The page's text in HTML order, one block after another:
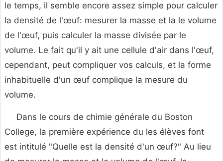
le temps, il semble encore assez simple pour calculer
la densité de l'œuf: mesurer la masse et la le volume
de l'œuf, puis calculer la masse divisée par le
volume. Le fait qu'il y ait une cellule d'air dans l'œuf,
cependant, peut compliquer vos calculs, et la forme
inhabituelle d'un œuf complique la mesure du
volume.
Dans le cours de chimie générale du Boston
College, la première expérience du les élèves font
est intitulé "Quelle est la densité d'un œuf?" Au lieu